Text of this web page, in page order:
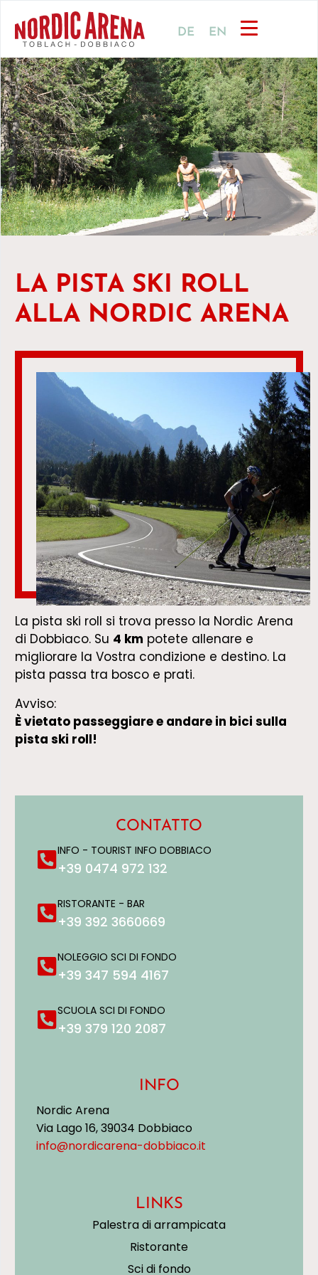
DE EN
LA PISTA SKI ROLL
ALLA NORDIC ARENA
La pista ski roll si trova presso la Nordic Arena
di Dobbiaco. Su 4 km potete allenare e
migliorare la Vostra condizione e destino. La
pista passa tra bosco e prati.
Avviso:
È vietato passeggiare e andare in bici sulla
pista ski roll!
CONTATTO
INFO - TOURIST INFO DOBBIACO
+39 0474 972 132
RISTORANTE - BAR
+39 392 3660669
NOLEGGIO SCI DI FONDO
+39 347 594 4167
SCUOLA SCI DI FONDO
+39 379 120 2087
INFO
Nordic Arena
Via Lago 16, 39034 Dobbiaco
info@nordicarena-dobbiaco.it
LINKS
Palestra di arrampicata
Ristorante
Sci di fondo